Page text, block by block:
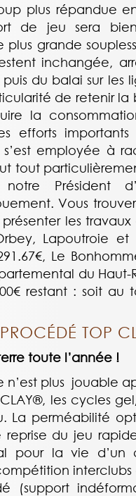
plus répandue
de jeu sera
grande
inchangée,
du balai sur les
de retenir
la
efforts importants
employée à
tout
notre Président
Vous
les
Lapoutroie et
Le
du Haut-
restant : soit au
TOP
toute l’année !
n’est plus jouable
les cycles
La perméabilité
du jeu
pour la vie
(support